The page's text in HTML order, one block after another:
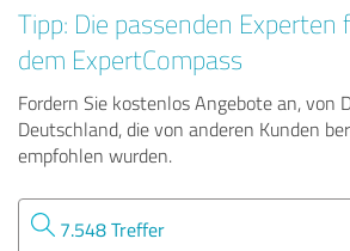
Tipp: Die passenden
dem ExpertCompass
Fordern Sie kostenlos Angebote an, von
Deutschland, die von anderen Kunden
empfohlen wurden.
7.548 Treffer